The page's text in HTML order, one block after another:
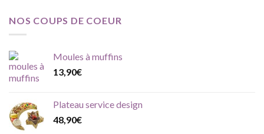
NOS COUPS DE COEUR
Moules à muffins
13,90€
Plateau service design
48,90€